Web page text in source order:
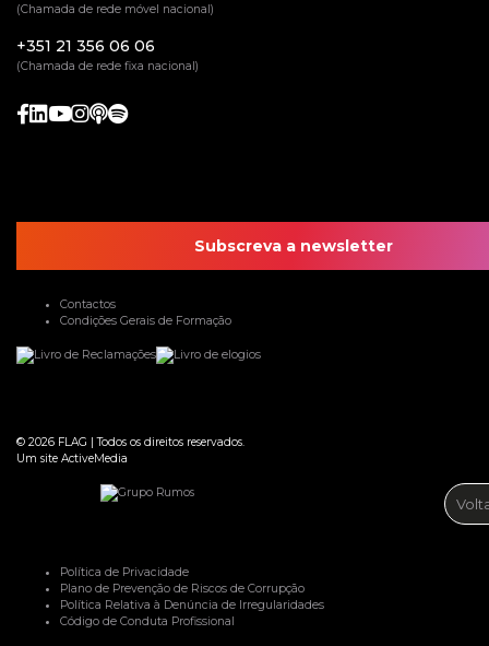
(Chamada de rede móvel nacional)
+351 21 356 06 06
(Chamada de rede fixa nacional)
Subscreva a newsletter
Contactos
Condições Gerais de Formação
© 2026 FLAG |Todos os direitos reservados.
Um site ActiveMedia
Política de Privacidade
Plano de Prevenção de Riscos de Corrupção
Política Relativa à Denúncia de Irregularidades
Código de Conduta Profissional